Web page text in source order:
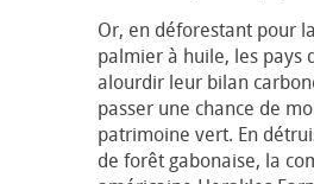
Or, en déforestant pour
palmier à huile, les pays
alourdir leur bilan
passer une chance de
patrimoine vert. En
de forêt gabonaise, la